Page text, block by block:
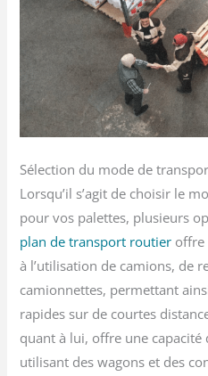
Sélection du mode de
Lorsqu’il s’agit de choisir le
pour vos palettes, plusieurs
plan de transport routier offre
à l’utilisation de camions, de
camionnettes, permettant
rapides sur de courtes
quant à lui, offre une capacité
utilisant des wagons et des